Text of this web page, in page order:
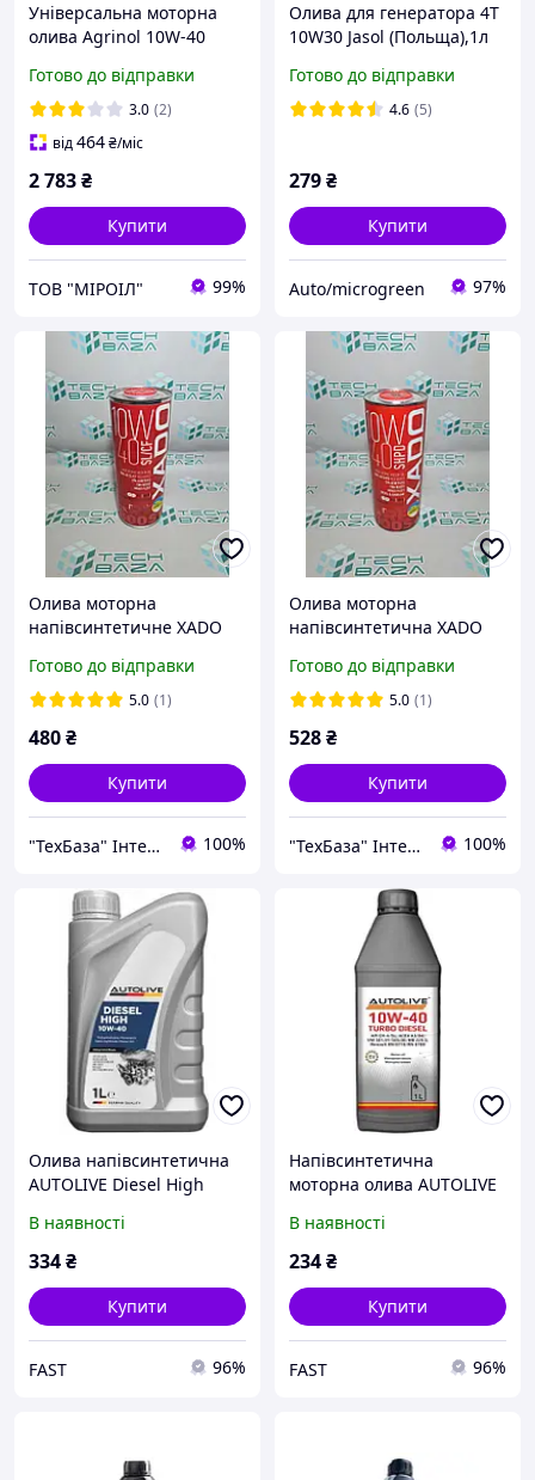
Універсальна моторна
олива Agrinol 10W-40
напівсинтетична олива
Агрінол 10w40
Готово до відправки
3.0 (2)
від464₴/міс
2 783₴
Купити
ТОВ "МІРОІЛ" 99%
Олива для генератора 4T
10W30 Jasol (Польща),1л
Готово до відправки
4.6 (5)
279₴
Купити
Auto/microgreen 97%
Олива моторна
напівсинтетичне XADO
RED BOOST 1л, ХА 26144
Готово до відправки
5.0 (1)
480₴
Купити
"ТехБаза" Інтернет магазин 100%
Олива моторна
напівсинтетична XADO
RED BOOST 1л, ХА 26149
Готово до відправки
5.0 (1)
528₴
Купити
"ТехБаза" Інтернет магазин 100%
Олива напівсинтетична
AUTOLIVE Diesel High
В наявності
334₴
Купити
FAST 96%
Напівсинтетична
моторна олива AUTOLIVE
В наявності
234₴
Купити
FAST 96%